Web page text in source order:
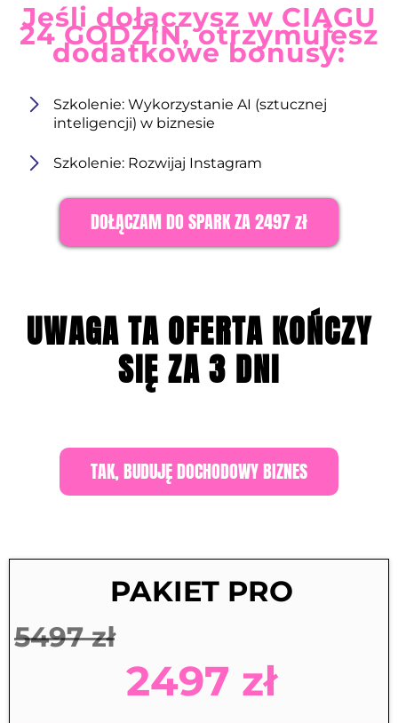
Jeśli dołączysz w CIĄGU
24 GODZIN, otrzymujesz
dodatkowe bonusy:
Szkolenie: Wykorzystanie AI (sztucznej
inteligencji) w biznesie
Szkolenie: Rozwijaj Instagram
DOŁĄCZAM DO SPARK ZA 2497 zł
UWAGA TA OFERTA KOŃCZY
SIĘ ZA 3 DNI
TAK, BUDUJĘ DOCHODOWY BIZNES
PAKIET PRO
5497 zł
2497 zł